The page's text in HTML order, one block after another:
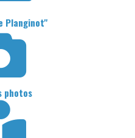
Planginot"
photos